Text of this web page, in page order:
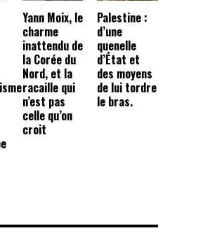
Yann Moix, le
charme
inattendu de
la Corée du
Nord, et la
racaille qui
n’est pas
celle qu’on
croit
Palestine :
d’une
quenelle
d’État et
des moyens
de lui tordre
le bras.